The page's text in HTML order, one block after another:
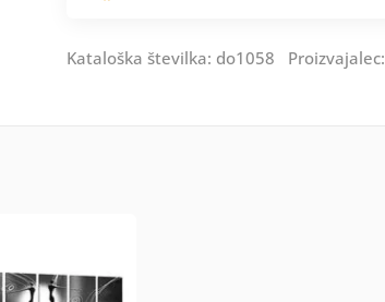
Kataloška številka: do1058 Proizvajalec: